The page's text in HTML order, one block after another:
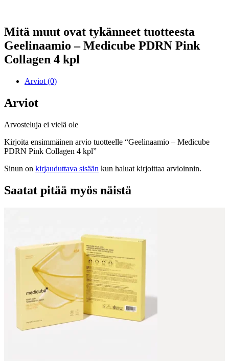
Mitä muut ovat tykänneet tuotteesta
Geelinaamio – Medicube PDRN Pink
Collagen 4 kpl
Arviot (0)
Arviot
Arvosteluja ei vielä ole
Kirjoita ensimmäinen arvio tuotteelle “Geelinaamio – Medicube
PDRN Pink Collagen 4 kpl”
Sinun on kirjauduttava sisään kun haluat kirjoittaa arvioinnin.
Saatat pitää myös näistä